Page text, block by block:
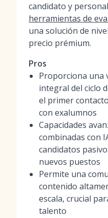
candidato y
herramientas de
una solución de
precio prémium.
Pros
Proporciona una
integral del ciclo
el primer
con exalumnos
Capacidades
combinadas con
candidatos
nuevos puestos
Permite una
contenido
escala, crucial
talento